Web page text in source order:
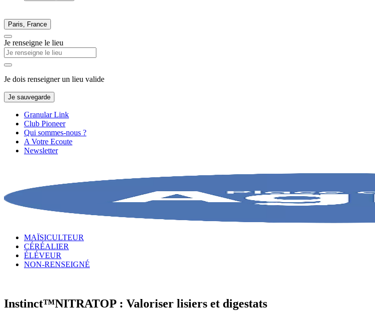
Paris, France
Je renseigne le lieu
Je dois renseigner un lieu valide
Je sauvegarde
Granular Link
Club Pioneer
Qui sommes-nous ?
A Votre Ecoute
Newsletter
MAÏSICULTEUR
CÉRÉALIER
ÉLÉVEUR
NON-RENSEIGNÉ
Instinct™NITRATOP : Valoriser lisiers et digestats